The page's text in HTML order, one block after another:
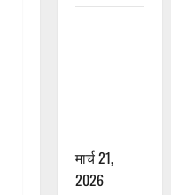
मार्च 21,
2026